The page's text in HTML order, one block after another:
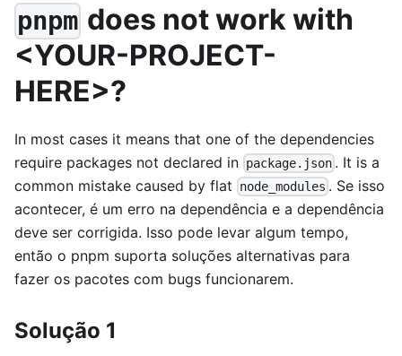
pnpm does not work with
<YOUR-PROJECT-
HERE>?
In most cases it means that one of the dependencies
require packages not declared in package.json . It is a
common mistake caused by flat
node_modules . Se isso
acontecer, é um erro na dependência e a dependência
deve ser corrigida. Isso pode levar algum tempo,
então o pnpm suporta soluções alternativas para
fazer os pacotes com bugs funcionarem.
Solução 1